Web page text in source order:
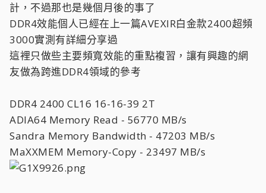
計，不過那也是幾個月後的事了
DDR4效能個人已經在上一篇AVEXIR白金款2400超頻
3000實測有詳細分享過
這裡只做些主要頻寬效能的重點複習，讓有興趣的網
友做為跨進DDR4領域的參考
DDR4 2400 CL16 16-16-39 2T
ADIA64 Memory Read - 56770 MB/s
Sandra Memory Bandwidth - 47203 MB/s
MaXXMEM Memory-Copy - 23497 MB/s